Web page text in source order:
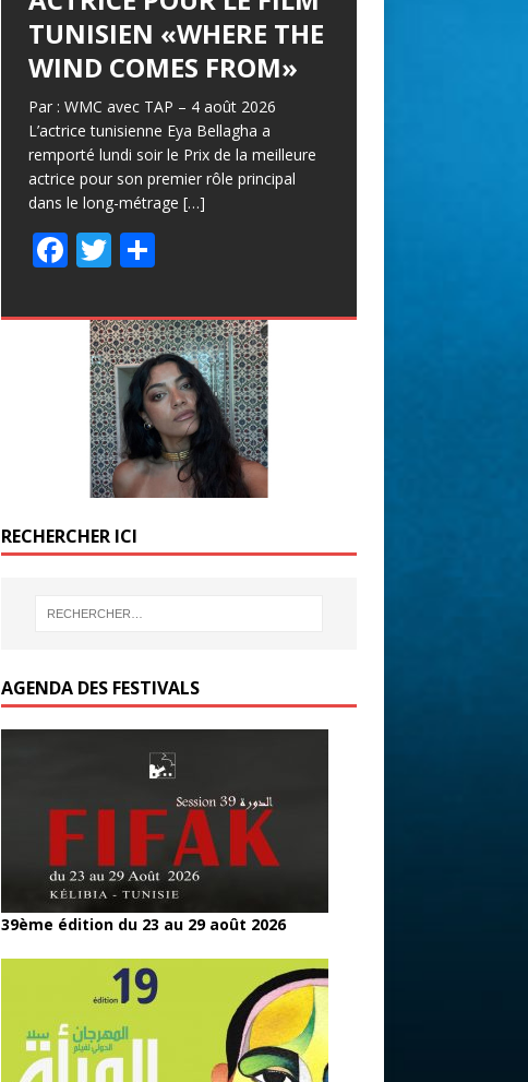
TUNISIEN «WHERE THE
WIND COMES FROM»
Par : WMC avec TAP – 4 août 2026
L’actrice tunisienne Eya Bellagha a
remporté lundi soir le Prix de la meilleure
actrice pour son premier rôle principal
dans le long-métrage […]
F
e
T
itt
er
P
ta
g
er
RECHERCHER ICI
AGENDA DES FESTIVALS
39ème édition du 23 au 29 août 2026